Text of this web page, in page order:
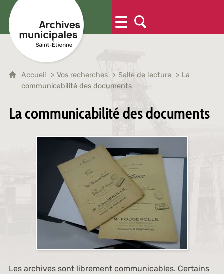
Accueil Vos recherches Salle de lecture
La
communicabilité des documents
La communicabilité des documents
Les archives sont librement communicables. Certains